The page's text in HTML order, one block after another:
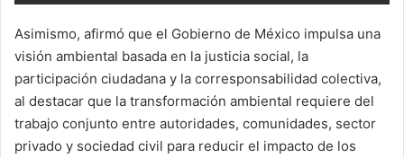
Asimismo, afirmó que el Gobierno de México impulsa una
visión ambiental basada en la justicia social, la
participación ciudadana y la corresponsabilidad colectiva,
al destacar que la transformación ambiental requiere del
trabajo conjunto entre autoridades, comunidades, sector
privado y sociedad civil para reducir el impacto de los